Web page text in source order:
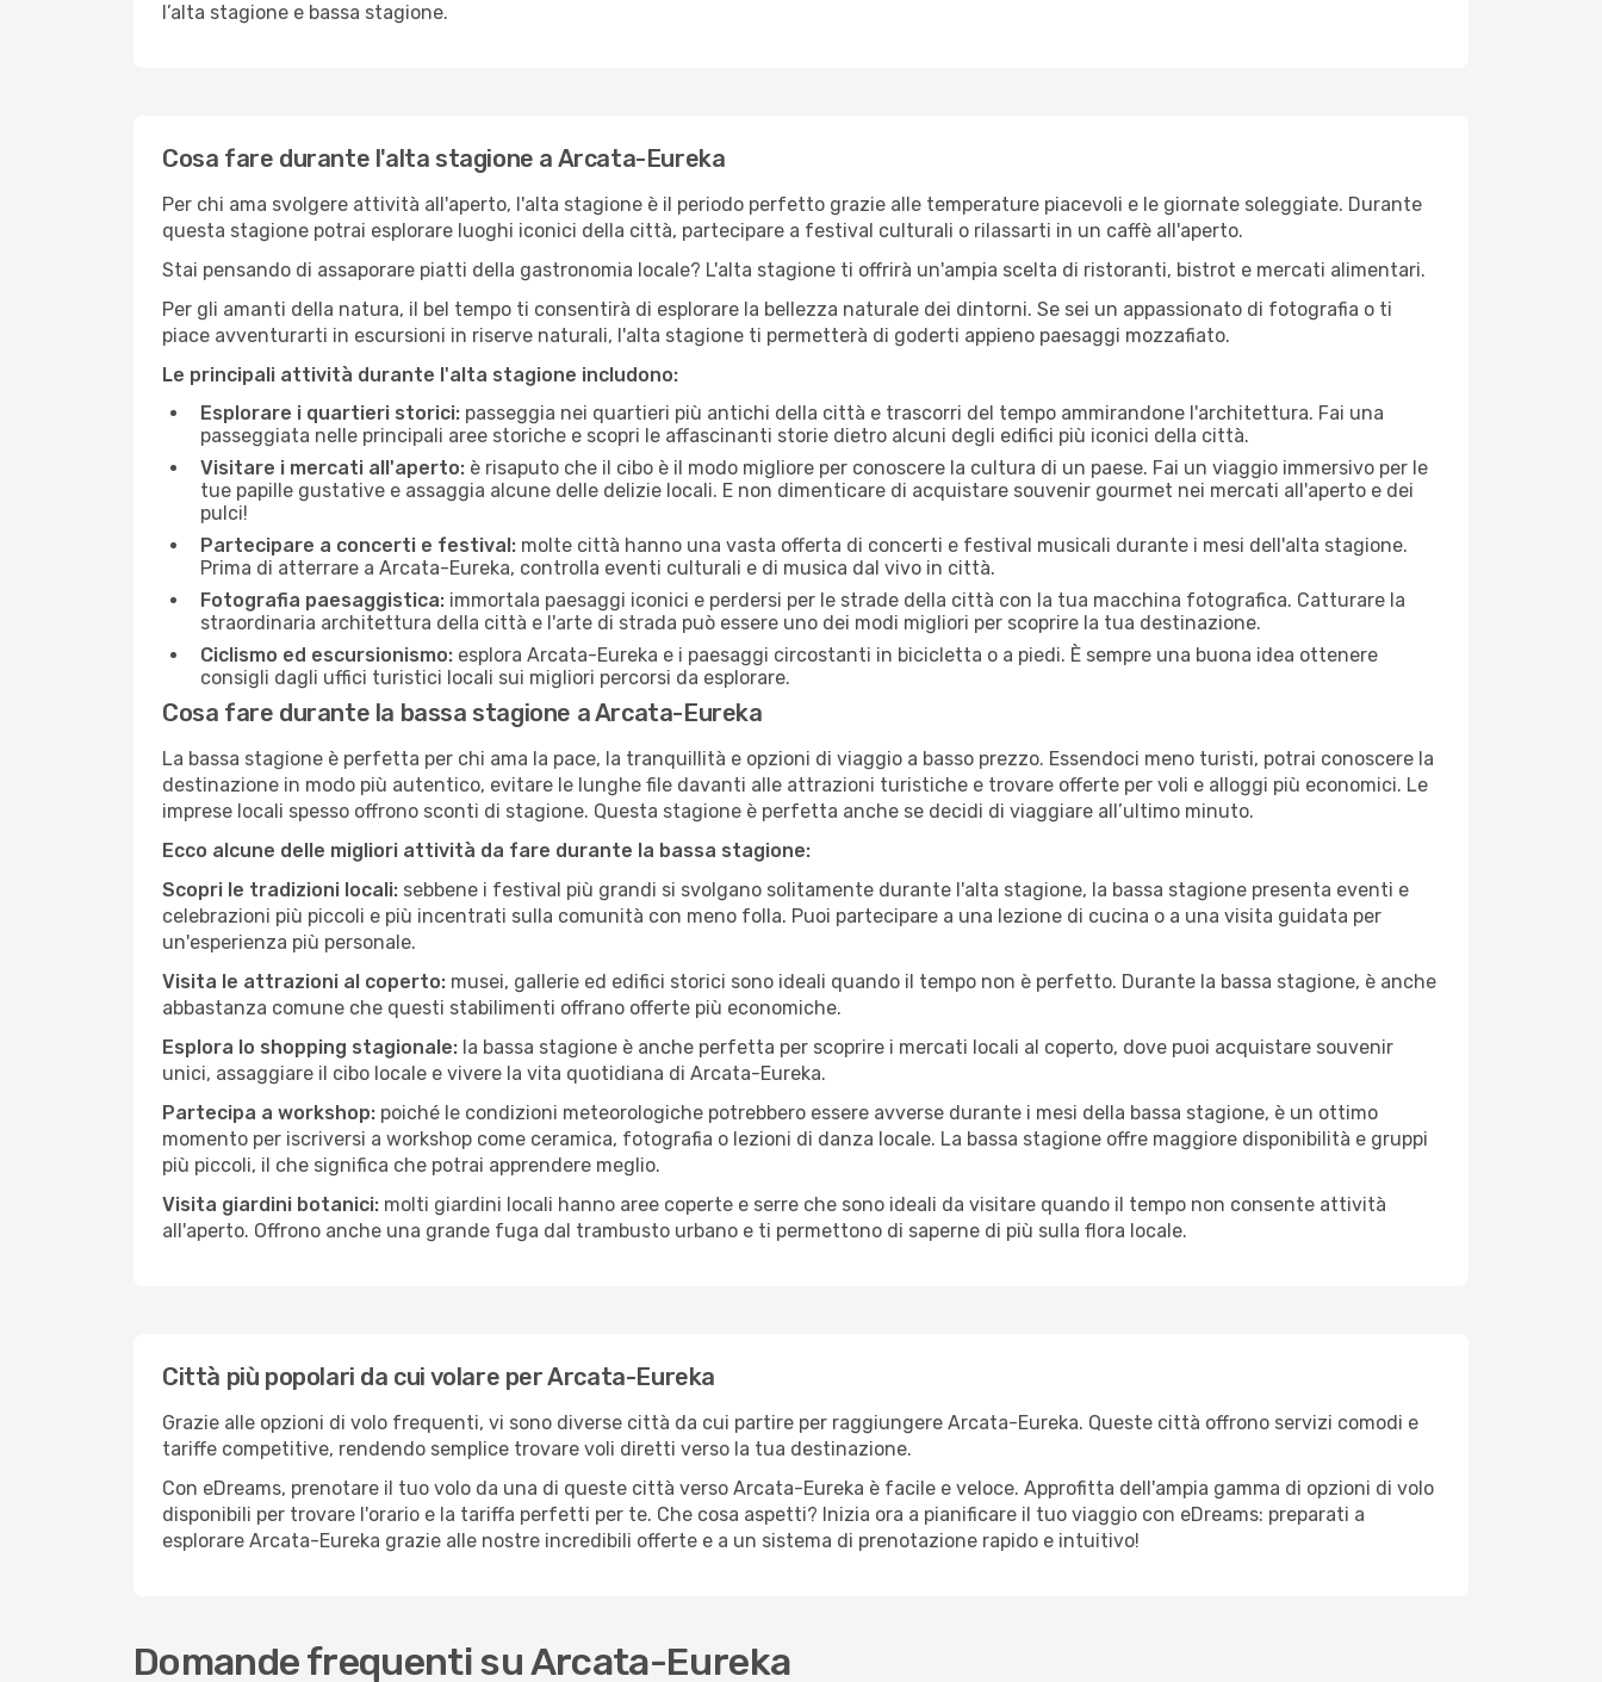
l’alta stagione e bassa stagione.
Cosa fare durante l'alta stagione a Arcata-Eureka
Per chi ama svolgere attività all'aperto, l'alta stagione è il periodo perfetto grazie alle temperature piacevoli e le giornate soleggiate. Durante
questa stagione potrai esplorare luoghi iconici della città, partecipare a festival culturali o rilassarti in un caffè all'aperto.
Stai pensando di assaporare piatti della gastronomia locale? L'alta stagione ti offrirà un'ampia scelta di ristoranti, bistrot e mercati alimentari.
Per gli amanti della natura, il bel tempo ti consentirà di esplorare la bellezza naturale dei dintorni. Se sei un appassionato di fotografia o ti
piace avventurarti in escursioni in riserve naturali, l'alta stagione ti permetterà di goderti appieno paesaggi mozzafiato.
Le principali attività durante l'alta stagione includono:
Esplorare i quartieri storici: passeggia nei quartieri più antichi della città e trascorri del tempo ammirandone l'architettura. Fai una
passeggiata nelle principali aree storiche e scopri le affascinanti storie dietro alcuni degli edifici più iconici della città.
Visitare i mercati all'aperto: è risaputo che il cibo è il modo migliore per conoscere la cultura di un paese. Fai un viaggio immersivo per le
tue papille gustative e assaggia alcune delle delizie locali. E non dimenticare di acquistare souvenir gourmet nei mercati all'aperto e dei
pulci!
Partecipare a concerti e festival: molte città hanno una vasta offerta di concerti e festival musicali durante i mesi dell'alta stagione.
Prima di atterrare a Arcata-Eureka, controlla eventi culturali e di musica dal vivo in città.
Fotografia paesaggistica: immortala paesaggi iconici e perdersi per le strade della città con la tua macchina fotografica. Catturare la
straordinaria architettura della città e l'arte di strada può essere uno dei modi migliori per scoprire la tua destinazione.
Ciclismo ed escursionismo: esplora Arcata-Eureka e i paesaggi circostanti in bicicletta o a piedi. È sempre una buona idea ottenere
consigli dagli uffici turistici locali sui migliori percorsi da esplorare.
Cosa fare durante la bassa stagione a Arcata-Eureka
La bassa stagione è perfetta per chi ama la pace, la tranquillità e opzioni di viaggio a basso prezzo. Essendoci meno turisti, potrai conoscere la
destinazione in modo più autentico, evitare le lunghe file davanti alle attrazioni turistiche e trovare offerte per voli e alloggi più economici. Le
imprese locali spesso offrono sconti di stagione. Questa stagione è perfetta anche se decidi di viaggiare all’ultimo minuto.
Ecco alcune delle migliori attività da fare durante la bassa stagione:
Scopri le tradizioni locali: sebbene i festival più grandi si svolgano solitamente durante l'alta stagione, la bassa stagione presenta eventi e
celebrazioni più piccoli e più incentrati sulla comunità con meno folla. Puoi partecipare a una lezione di cucina o a una visita guidata per
un'esperienza più personale.
Visita le attrazioni al coperto: musei, gallerie ed edifici storici sono ideali quando il tempo non è perfetto. Durante la bassa stagione, è anche
abbastanza comune che questi stabilimenti offrano offerte più economiche.
Esplora lo shopping stagionale: la bassa stagione è anche perfetta per scoprire i mercati locali al coperto, dove puoi acquistare souvenir
unici, assaggiare il cibo locale e vivere la vita quotidiana di Arcata-Eureka.
Partecipa a workshop: poiché le condizioni meteorologiche potrebbero essere avverse durante i mesi della bassa stagione, è un ottimo
momento per iscriversi a workshop come ceramica, fotografia o lezioni di danza locale. La bassa stagione offre maggiore disponibilità e gruppi
più piccoli, il che significa che potrai apprendere meglio.
Visita giardini botanici: molti giardini locali hanno aree coperte e serre che sono ideali da visitare quando il tempo non consente attività
all'aperto. Offrono anche una grande fuga dal trambusto urbano e ti permettono di saperne di più sulla flora locale.
Città più popolari da cui volare per Arcata-Eureka
Grazie alle opzioni di volo frequenti, vi sono diverse città da cui partire per raggiungere Arcata-Eureka. Queste città offrono servizi comodi e
tariffe competitive, rendendo semplice trovare voli diretti verso la tua destinazione.
Con eDreams, prenotare il tuo volo da una di queste città verso Arcata-Eureka è facile e veloce. Approfitta dell'ampia gamma di opzioni di volo
disponibili per trovare l'orario e la tariffa perfetti per te. Che cosa aspetti? Inizia ora a pianificare il tuo viaggio con eDreams: preparati a
esplorare Arcata-Eureka grazie alle nostre incredibili offerte e a un sistema di prenotazione rapido e intuitivo!
Domande frequenti su Arcata-Eureka